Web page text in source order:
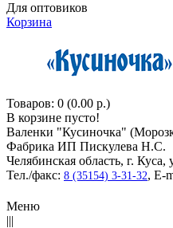
Для оптовиков
Корзина
Товаров: 0 (0.00 р.)
В корзине пусто!
Валенки "Кусиночкa"
Фабрика ИП Пискулева Н.С.
Челябинская область, г. Куса,
Тел./факс: 8 (35154) 3-31-32, E-
Меню
|||